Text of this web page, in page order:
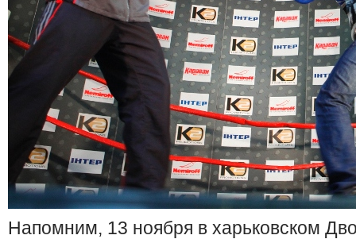
Напомним, 13 ноября в харьковском